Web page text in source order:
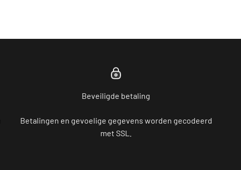
Beveiligde betaling
Betalingen en gevoelige gegevens worden gecodeerd
met SSL.